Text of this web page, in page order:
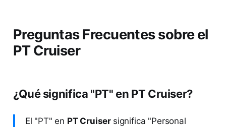
Preguntas Frecuentes sobre el
PT Cruiser
¿Qué significa "PT" en PT Cruiser?
El "PT" en PT Cruiser significa "Personal